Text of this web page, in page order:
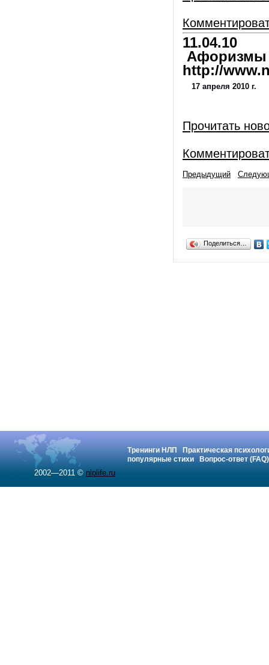
11.04.10
Афоризмы
http://
17 апреля 2010 г.
Прочитать
Предыдущий
Поделиться…
Тренинги НЛП
Практическая
популярные стихи
Вопрос-ответ (FAQ)
2002—2011 © nlplife.ru